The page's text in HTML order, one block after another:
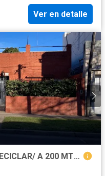
Ver en detalle
VENTA B° ALBERDI/CASA A RECICLAR/ A 200 MTS SHOPPING PORTAL ROSARIO